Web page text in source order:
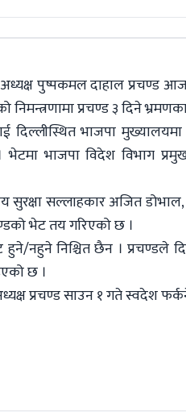
पुष्पकमल दाहाल प्रचण्ड
निमन्त्रणामा प्रचण्ड ३ दिने
भाजपा
भाजपा विदेश विभाग
सुरक्षा सल्लाहकार अजित
भेट तय गरिएको छ ।
हुने/नहुने निश्चित छैन । प्रचण्डले
छ ।
प्रचण्ड साउन १ गते स्वदेश